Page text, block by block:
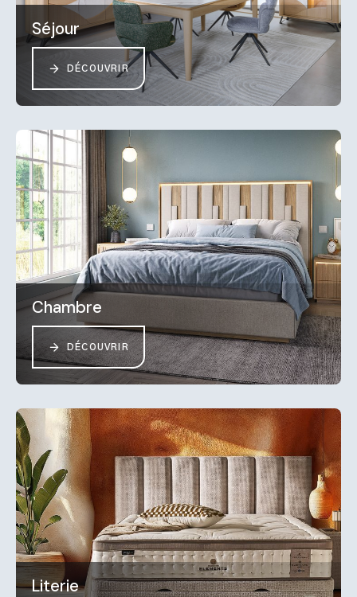
Séjour
DÉCOUVRIR
Chambre
DÉCOUVRIR
Literie